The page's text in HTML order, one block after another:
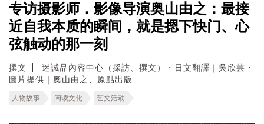
专访摄影师．影像导演奥山由之：最接
近自我本质的瞬间，就是摁下快门、心
弦触动的那一刻
撰文
迷誠品內容中心（採訪、撰文）・日文翻譯｜吳欣芸・
圖片提供｜奧山由之、原點出版
人物故事 阅读文化 艺文活动